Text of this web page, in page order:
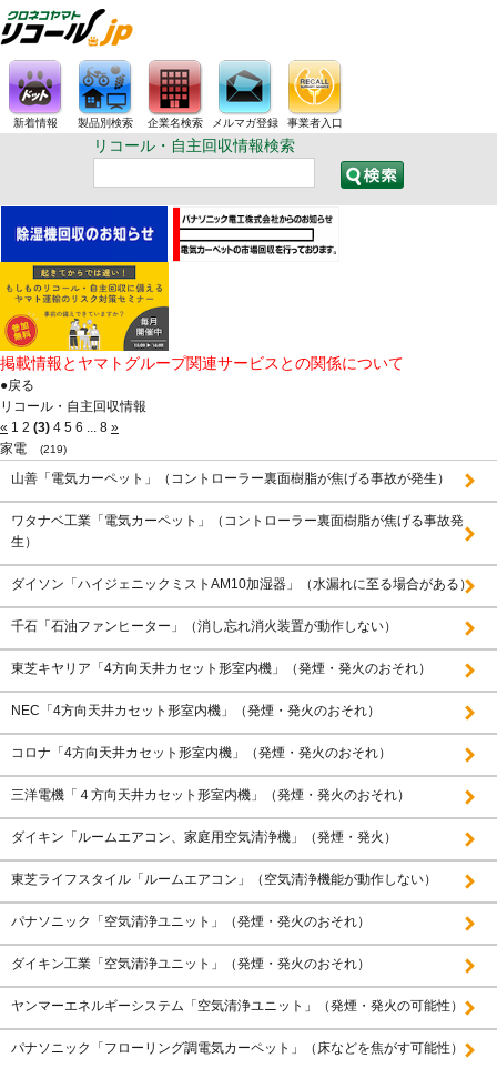
新着情報 製品別検索 企業名検索 メルマガ登録 事業者入口
リコール・自主回収情報検索
掲載情報とヤマトグループ関連サービスとの関係について
●戻る
リコール・自主回収情報
« 1 2 (3) 4 5 6 ... 8 »
家電
(219)
山善「電気カーペット」（コントローラー裏面樹脂が焦げる事故が発生）
ワタナベ工業「電気カーペット」（コントローラー裏面樹脂が焦げる事故発
生）
ダイソン「ハイジェニックミストAM10加湿器」（水漏れに至る場合がある）
千石「石油ファンヒーター」（消し忘れ消火装置が動作しない）
東芝キヤリア「4方向天井カセット形室内機」（発煙・発火のおそれ）
NEC「4方向天井カセット形室内機」（発煙・発火のおそれ）
コロナ「4方向天井カセット形室内機」（発煙・発火のおそれ）
三洋電機「４方向天井カセット形室内機」（発煙・発火のおそれ）
ダイキン「ルームエアコン、家庭用空気清浄機」（発煙・発火）
東芝ライフスタイル「ルームエアコン」（空気清浄機能が動作しない）
パナソニック「空気清浄ユニット」（発煙・発火のおそれ）
ダイキン工業「空気清浄ユニット」（発煙・発火のおそれ）
ヤンマーエネルギーシステム「空気清浄ユニット」（発煙・発火の可能性）
パナソニック「フローリング調電気カーペット」（床などを焦がす可能性）